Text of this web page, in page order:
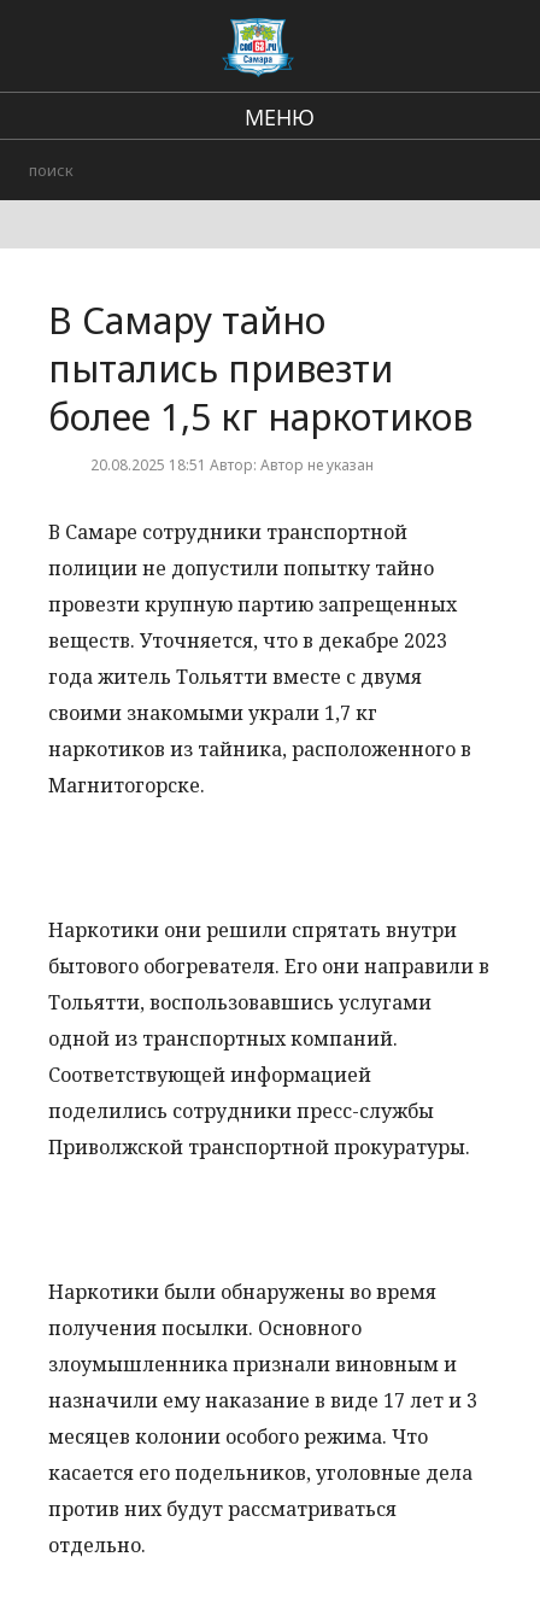
МЕНЮ
Городские события
В Самару тайно
пытались привезти
более 1,5 кг наркотиков
20.08.2025 18:51 Автор: Автор не указан
В Самаре сотрудники транспортной
полиции не допустили попытку тайно
провезти крупную партию запрещенных
веществ. Уточняется, что в декабре 2023
года житель Тольятти вместе с двумя
своими знакомыми украли 1,7 кг
наркотиков из тайника, расположенного в
Магнитогорске.
Наркотики они решили спрятать внутри
бытового обогревателя. Его они направили в
Тольятти, воспользовавшись услугами
одной из транспортных компаний.
Соответствующей информацией
поделились сотрудники пресс-службы
Приволжской транспортной прокуратуры.
Наркотики были обнаружены во время
получения посылки. Основного
злоумышленника признали виновным и
назначили ему наказание в виде 17 лет и 3
месяцев колонии особого режима. Что
касается его подельников, уголовные дела
против них будут рассматриваться
отдельно.